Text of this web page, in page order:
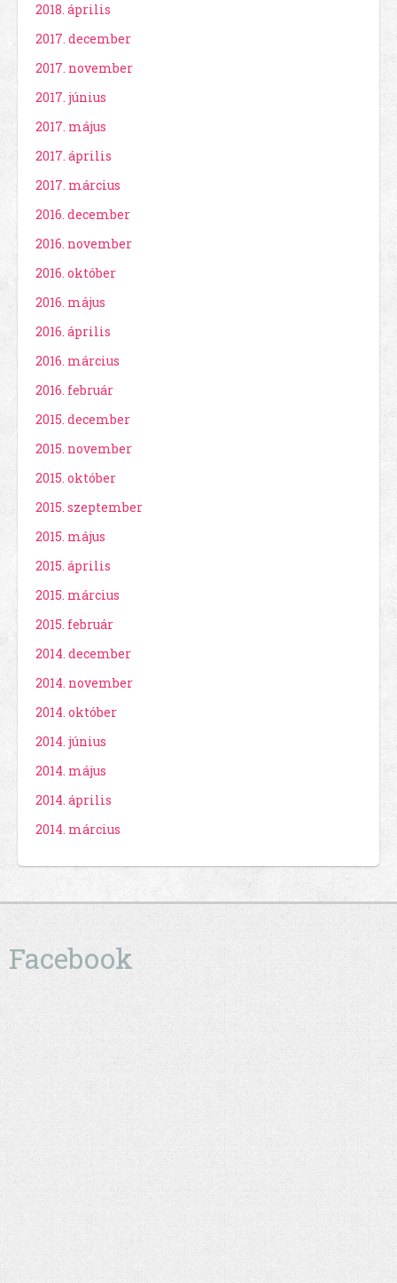
2018. április
2017. december
2017. november
2017. június
2017. május
2017. április
2017. március
2016. december
2016. november
2016. október
2016. május
2016. április
2016. március
2016. február
2015. december
2015. november
2015. október
2015. szeptember
2015. május
2015. április
2015. március
2015. február
2014. december
2014. november
2014. október
2014. június
2014. május
2014. április
2014. március
Facebook